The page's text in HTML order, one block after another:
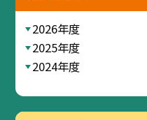
2026年度
2025年度
2024年度